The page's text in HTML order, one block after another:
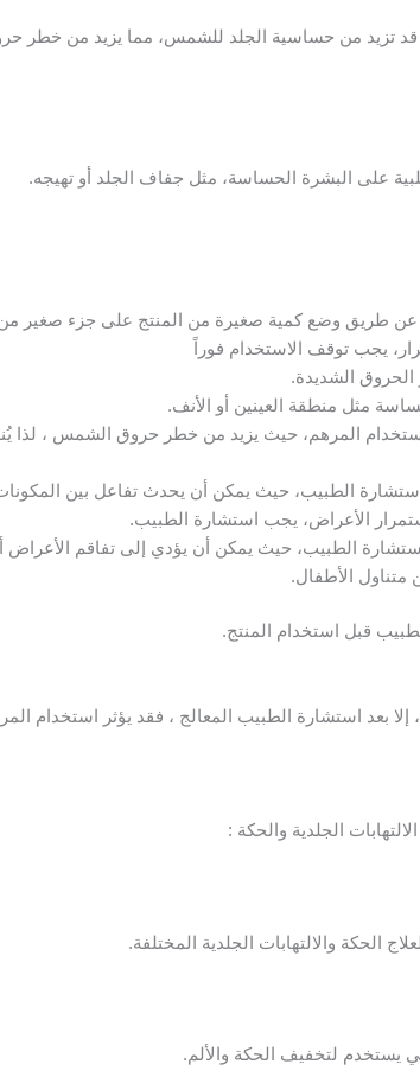
تزيد من حساسية الجلد للشمس، مما يزيد من خطر
على البشرة الحساسة، مثل جفاف الجلد أو تهيجه.
عن طريق وضع كمية صغيرة من المنتج على جزء صغير من
الشديدة.
مثل منطقة العينين أو الأنف.
المرهم، حيث يزيد من خطر حروق الشمس ، لذا
الطبيب، حيث يمكن أن يحدث تفاعل بين
الأعراض، يجب استشارة الطبيب.
الطبيب، حيث يمكن أن يؤدي إلى تفاقم الأعراض
الأطفال.
قبل استخدام المنتج.
بعد استشارة الطبيب المعالج ، فقد يؤثر استخدام
الجلدية والحكة :
الحكة والالتهابات الجلدية المختلفة.
يستخدم لتخفيف الحكة والألم.